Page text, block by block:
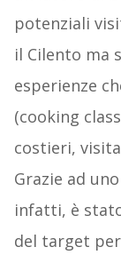
potenziali
il Cilento ma
esperienze
(cooking
costieri,
Grazie ad
infatti, è
del target